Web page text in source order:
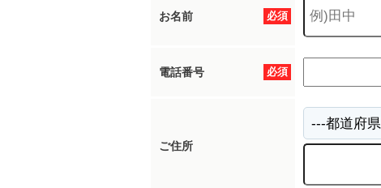
必須
お名前
必須
電話番号
ご住所